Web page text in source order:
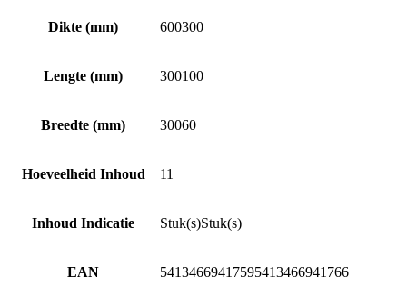
Dikte (mm) 600300
Lengte (mm) 300100
Breedte (mm) 30060
Hoeveelheid Inhoud 11
Inhoud Indicatie Stuk(s)Stuk(s)
EAN 54134669417595413466941766